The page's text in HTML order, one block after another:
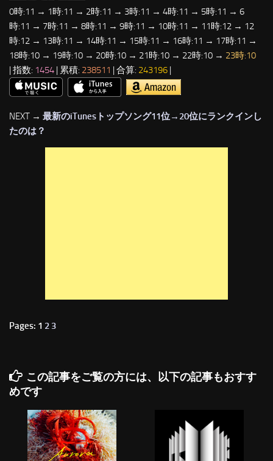
0時:11 → 1時:11 → 2時:11 → 3時:11 → 4時:11 → 5時:11 → 6
時:11 → 7時:11 → 8時:11 → 9時:11 → 10時:11 → 11時:12 → 12
時:12 → 13時:11 → 14時:11 → 15時:11 → 16時:11 → 17時:11 →
18時:10 → 19時:10 → 20時:10 → 21時:10 → 22時:10 → 23時:10
| 指数: 1454 | 累積: 238511 | 合算: 243196 |
NEXT → 最新のiTunesトップソング11位→20位にランクインし
たのは？
Pages: 1 2 3
この記事をご覧の方には、以下の記事もおすす
めです